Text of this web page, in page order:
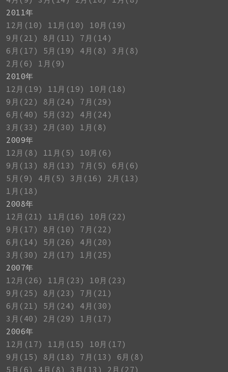
2011年
12月(10)
11月(10)
10月(19)
9月(21)
8月(11)
7月(14)
6月(17)
5月(19) 4月(8)
3月(8)
2月(6)
1月(9)
2010年
12月(19)
11月(19)
10月(18)
9月(22)
8月(24)
7月(29)
6月(40)
5月(32)
4月(24)
3月(33)
2月(30)
1月(8)
2009年
12月(8)
11月(5)
10月(6)
9月(13)
8月(13) 7月(5)
6月(6)
5月(9)
4月(5) 3月(16)
2月(13)
1月(18)
2008年
12月(21)
11月(16)
10月(22)
9月(17)
8月(10)
7月(22)
6月(14)
5月(26)
4月(20)
3月(30)
2月(17)
1月(25)
2007年
12月(26)
11月(23)
10月(23)
9月(25)
8月(23)
7月(21)
6月(21)
5月(24)
4月(30)
3月(40)
2月(29)
1月(17)
2006年
12月(17)
11月(15)
10月(17)
9月(15)
8月(18) 7月(13)
6月(8)
5月(6)
4月(8) 3月(13) 2月(27)